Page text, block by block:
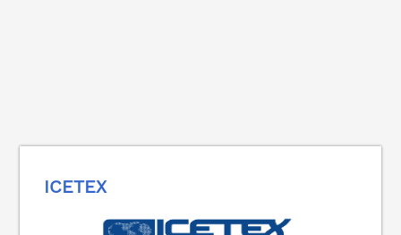
ICETEX